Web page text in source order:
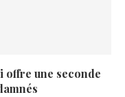
offre une seconde